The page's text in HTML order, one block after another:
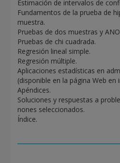
Estimación de intervalos de
Fundamentos de la prueba de
muestra.
Pruebas de dos muestras y
Pruebas de chi cuadrada.
Regresión lineal simple.
Regresión múltiple.
Aplicaciones estadísticas en
(disponible en la página Web en
Apéndices.
Soluciones y respuestas a
nones seleccionados.
Índice.